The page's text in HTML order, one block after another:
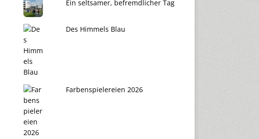
Ein seltsamer, befremdlicher Tag
Des Himmels Blau
Farbenspielereien 2026